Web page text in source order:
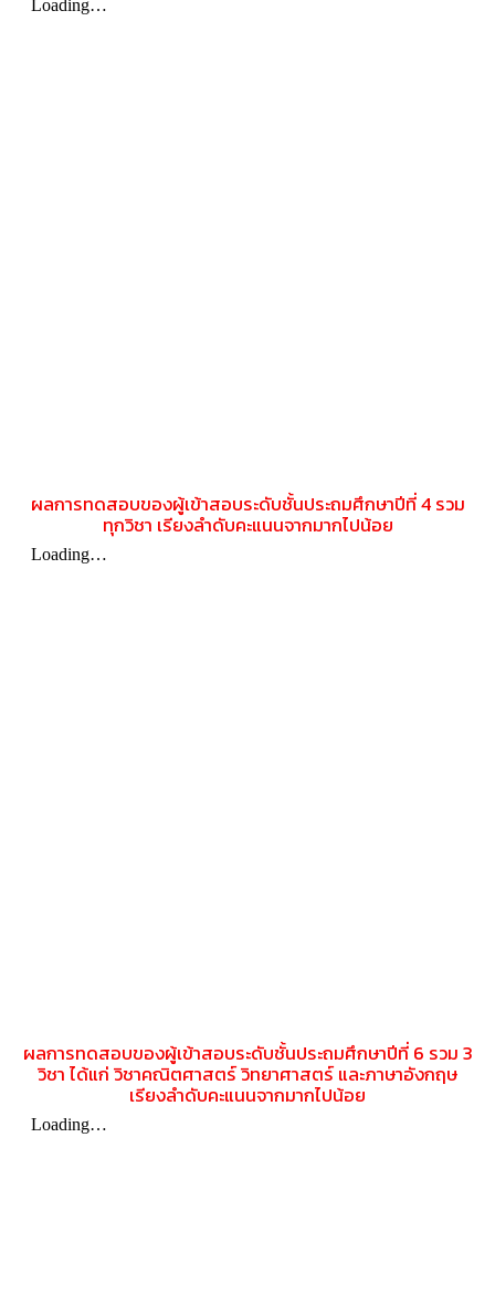
ผลการทดสอบของผู้เข้าสอบระดับชั้นประถมศึกษาปีที่ 4 รวม
ทุกวิชา เรียงลำดับคะแนนจากมากไปน้อย
ผลการทดสอบของผู้เข้าสอบระดับชั้นประถมศึกษาปีที่ 6 รวม 3
วิชา ได้แก่ วิชาคณิตศาสตร์ วิทยาศาสตร์ และภาษาอังกฤษ
เรียงลำดับคะแนนจากมากไปน้อย